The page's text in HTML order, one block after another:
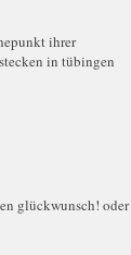
ihrer
in tübingen
glückwunsch! oder